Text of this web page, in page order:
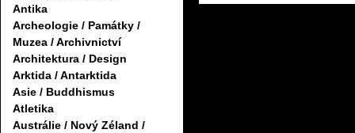
Antika
Archeologie / Památky /
Muzea / Archivnictví
Architektura / Design
Arktida / Antarktida
Asie / Buddhismus
Atletika
Austrálie / Nový Zéland /